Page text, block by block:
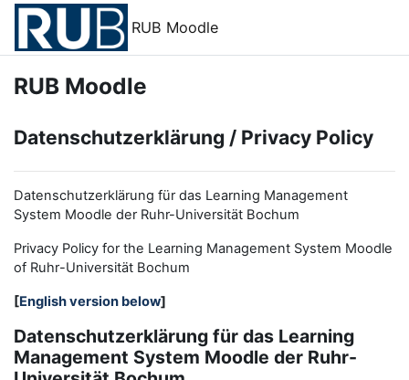
Skip to main content
RUB Moodle
RUB Moodle
Datenschutzerklärung / Privacy Policy
Datenschutzerklärung für das Learning Management
System Moodle der Ruhr-Universität Bochum
Privacy Policy for the Learning Management System Moodle
of Ruhr-Universität Bochum
[English version below]
Datenschutzerklärung für das Learning
Management System Moodle der Ruhr-